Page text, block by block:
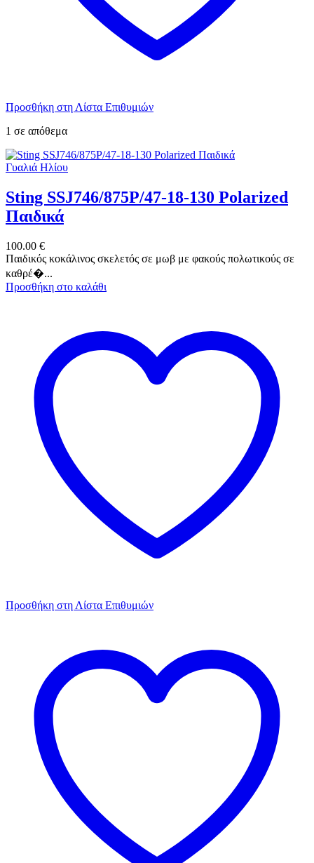
Προσθήκη στη Λίστα Επιθυμιών
1 σε απόθεμα
Γυαλιά Ηλίου
Sting SSJ746/875P/47-18-130 Polarized
Παιδικά
100.00 €
Παιδικός κοκάλινος σκελετός σε μωβ με φακούς πολωτικούς σε
καθρέ�...
Προσθήκη στο καλάθι
Προσθήκη στη Λίστα Επιθυμιών